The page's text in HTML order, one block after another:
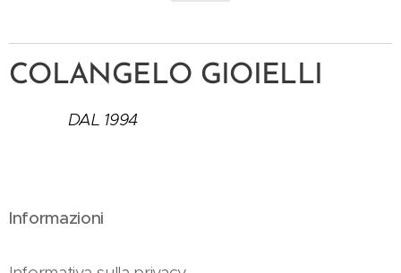
COLANGELO GIOIELLI
DAL 1994
Informazioni